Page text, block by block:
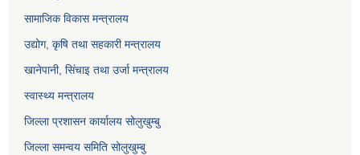
सामाजिक विकास मन्त्रालय
उद्योग, कृषि तथा सहकारी मन्त्रालय
खानेपानी, सिंचाइ तथा उर्जा मन्त्रालय
स्वास्थ्य मन्त्रालय
जिल्ला प्रशासन कार्यालय सोलुखुम्बु
जिल्ला समन्वय समिति सोलुखुम्बु